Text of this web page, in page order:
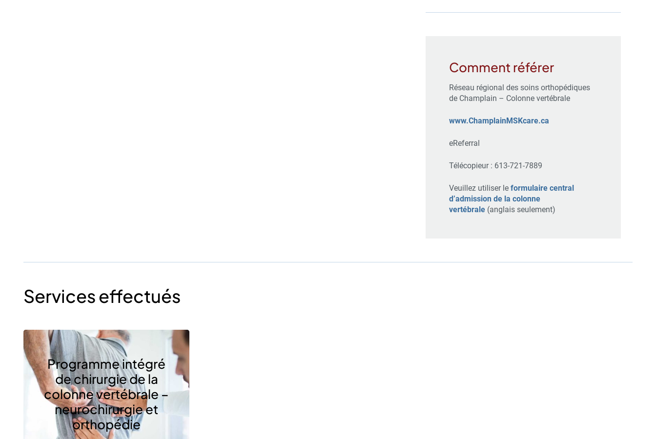
Comment référer
Réseau régional des soins orthopédiques
de Champlain – Colonne vertébrale
www.ChamplainMSKcare.ca
eReferral
Télécopieur : 613-721-7889
Veuillez utiliser le formulaire central
d’admission de la colonne
vertébrale (anglais seulement)
Services effectués
Programme intégré
de chirurgie de la
colonne vertébrale –
neurochirurgie et
orthopédie